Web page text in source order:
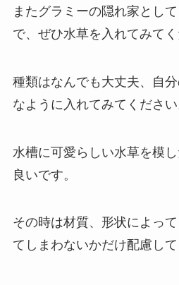
また グラミーの隠れ家とし
で、ぜひ水草を入れてみてく
種類はなんでも大丈夫、自
なように入れてみてください
水槽に可愛らしい水草を模
良いです。
その時は材質、形状によっ
てしまわないかだけ配慮して